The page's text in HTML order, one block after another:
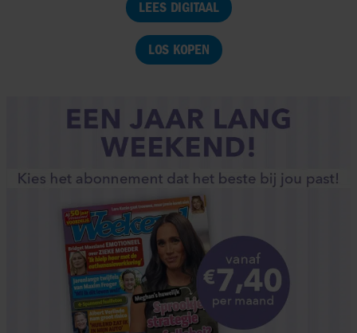
LEES DIGITAAL
LOS KOPEN